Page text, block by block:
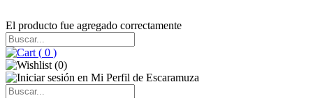
El producto fue agregado correctamente
( 0 )
(0)